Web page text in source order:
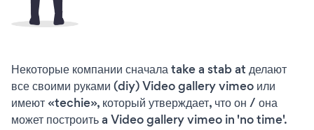
Некоторые компании сначала take a stab at делают
все своими руками (diy) Video gallery vimeo или
имеют «techie», который утверждает, что он / она
может построить a Video gallery vimeo in 'no time'.